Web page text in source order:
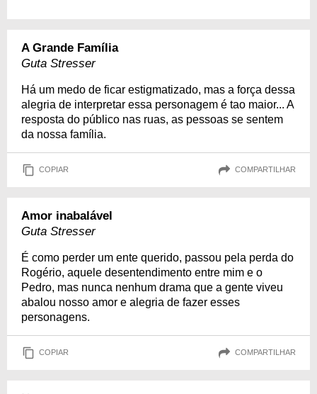
A Grande Família
Guta Stresser
Há um medo de ficar estigmatizado, mas a força dessa
alegria de interpretar essa personagem é tao maior... A
resposta do público nas ruas, as pessoas se sentem
da nossa família.
COPIAR COMPARTILHAR
Amor inabalável
Guta Stresser
É como perder um ente querido, passou pela perda do
Rogério, aquele desentendimento entre mim e o
Pedro, mas nunca nenhum drama que a gente viveu
abalou nosso amor e alegria de fazer esses
personagens.
COPIAR COMPARTILHAR